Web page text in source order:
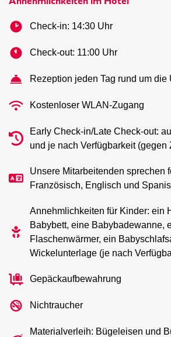
Check-in: 14:30 Uhr
Check-out: 11:00 Uhr
Rezeption jeden Tag rund um die
Kostenloser WLAN-Zugang
Early Check-in/Late Check-out:
und je nach Verfügbarkeit (gegen
Unsere Mitarbeitenden sprechen
Französisch, Englisch und
Annehmlichkeiten für Kinder: ein
Babybett, eine Babybadewanne,
Flaschenwärmer, ein
Wickelunterlage (je nach
Gepäckaufbewahrung
Nichtraucher
Materialverleih: Bügeleisen und